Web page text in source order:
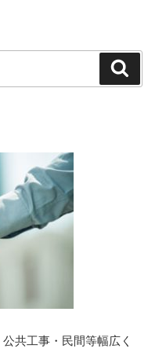
共工事・民間等幅広く